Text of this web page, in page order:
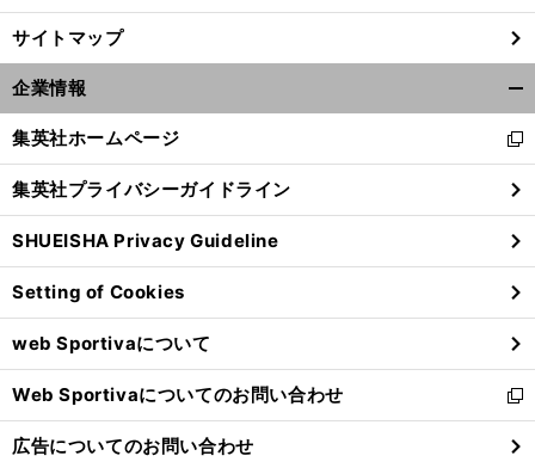
サイトマップ
企業情報
閉
る
集英社ホームページ
新
し
い
ウ
ィ
ン
ド
ウ
で
開
く
集英社プライバシーガイドライン
SHUEISHA Privacy Guideline
Setting of Cookies
web Sportivaについて
Web Sportivaについてのお問い合わせ
新
し
い
広告についてのお問い合わせ